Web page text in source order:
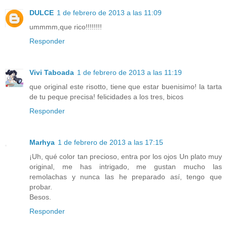
DULCE 1 de febrero de 2013 a las 11:09
ummmm,que rico!!!!!!!!
Responder
Vivi Taboada 1 de febrero de 2013 a las 11:19
que original este risotto, tiene que estar buenisimo! la tarta
de tu peque precisa! felicidades a los tres, bicos
Responder
Marhya 1 de febrero de 2013 a las 17:15
¡Uh, qué color tan precioso, entra por los ojos Un plato muy
original, me has intrigado, me gustan mucho las
remolachas y nunca las he preparado así, tengo que
probar.
Besos.
Responder